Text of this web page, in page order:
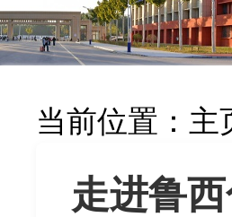
当前位置： 主
走进鲁